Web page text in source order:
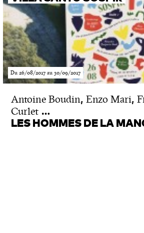
Du 26/08/2017 au 30/09/2017
Antoine Boudin, Enzo Mari,
Curlet…
LES HOMMES DE LA